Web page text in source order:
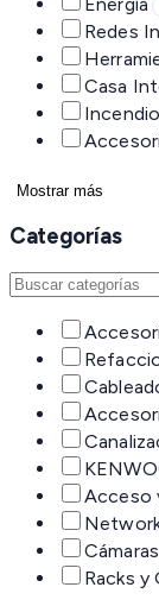
Redes
Casa
Incendio
Mostrar más
Categorías
Acceso
Racks y